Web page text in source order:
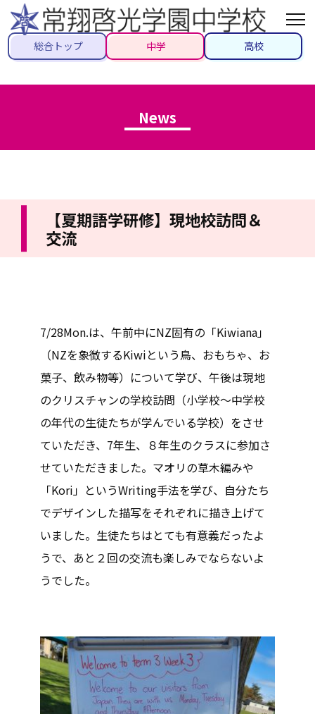
総合トップ 中学 高校
News
【夏期語学研修】現地校訪問＆
交流
7/28Mon.は、午前中にNZ固有の「Kiwiana」
（NZを象徴するKiwiという鳥、おもちゃ、お
菓子、飲み物等）について学び、午後は現地
のクリスチャンの学校訪問（小学校～中学校
の年代の生徒たちが学んでいる学校）をさせ
ていただき、7年生、８年生のクラスに参加さ
せていただきました。マオリの草木編みや
「Kori」というWriting手法を学び、自分たち
でデザインした描写をそれぞれに描き上げて
いました。生徒たちはとても有意義だったよ
うで、あと２回の交流も楽しみでならないよ
うでした。